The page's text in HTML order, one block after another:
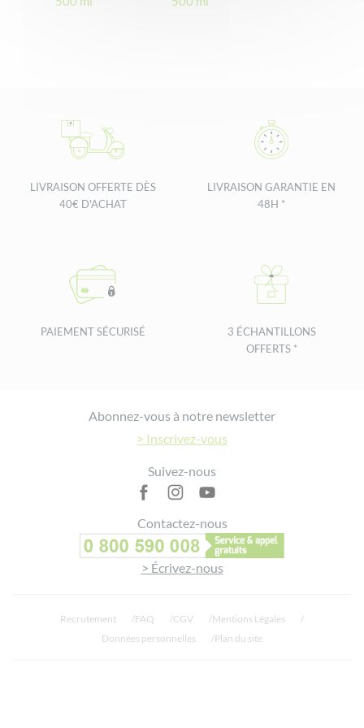
Formulées sous contrôle pharmaceutique, testé sous contrôle
LIVRAISON OFFERTE DÈS
40€ D'ACHAT
LIVRAISON GARANTIE EN
48H *
PAIEMENT SÉCURISÉ
3 ÉCHANTILLONS
OFFERTS *
Abonnez-vous à notre newsletter
> Inscrivez-vous
Suivez-nous
Contactez-nous
> Écrivez-nous
Recrutement FAQ CGV
Mentions Légales
Données personnelles
Plan du site